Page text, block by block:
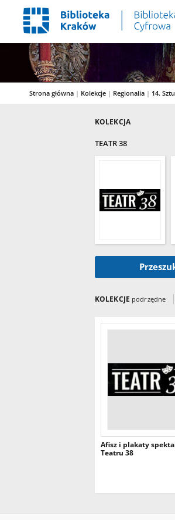
Strona główna | Kolekcje | Regionalia | 14.
KOLEKCJA
TEATR 38
KOLEKCJE podrzędne
Afisz i plakaty
Teatru 38